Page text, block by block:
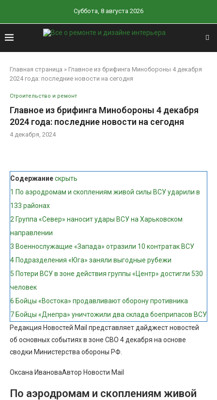
Суббота, 8 августа 2026
Главная страница » Главное из брифинга Минобороны 4 декабря
2024 года: последние новости на сегодня
Строительство и ремонт
Главное из брифинга Минобороны 4 декабря
2024 года: последние новости на сегодня
4 декабря, 2024
Содержаниескрыть
1 По аэродромам и скоплениям живой силы ВСУ ударили в
133 районах
2 Группа «Север» наносит удары ВСУ на Харьковском
направлении
3 Военнослужащие «Запада» отразили 10 контратак ВСУ
4 Подразделения «Юга» заняли выгодные рубежи
5 Потери ВСУ в зоне действия группы «Центр» достигли 530
человек
6 Бойцы «Востока» продавливают оборону противника
7 Бойцы «Днепра» уничтожили два склада боеприпасов ВСУ
Редакция Новостей Mail представляет дайджест новостей
об основных событиях в зоне СВО 4 декабря на основе
сводки Министерства обороны РФ.
Оксана ИвановаАвтор Новости Mail
По аэродромам и скоплениям живой